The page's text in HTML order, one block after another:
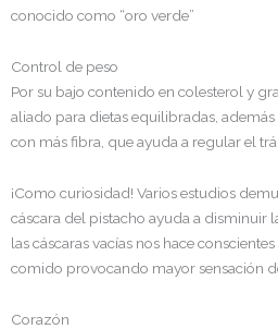
conocido como “oro verde”
Control de peso
Por su bajo contenido en colesterol y
aliado para dietas equilibradas,
con más fibra, que ayuda a regular el
¡Como curiosidad! Varios estudios
cáscara del pistacho ayuda a disminuir
las cáscaras vacías nos hace
comido provocando mayor sensación
Corazón